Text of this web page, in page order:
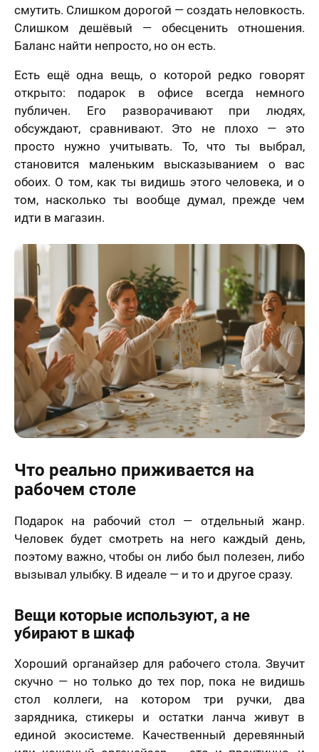
смутить. Слишком дорогой — создать неловкость.
Слишком дешёвый — обесценить отношения.
Баланс найти непросто, но он есть.
Есть ещё одна вещь, о которой редко говорят
открыто: подарок в офисе всегда немного
публичен. Его разворачивают при людях,
обсуждают, сравнивают. Это не плохо — это
просто нужно учитывать. То, что ты выбрал,
становится маленьким высказыванием о вас
обоих. О том, как ты видишь этого человека, и о
том, насколько ты вообще думал, прежде чем
идти в магазин.
Что реально приживается на
рабочем столе
Подарок на рабочий стол — отдельный жанр.
Человек будет смотреть на него каждый день,
поэтому важно, чтобы он либо был полезен, либо
вызывал улыбку. В идеале — и то и другое сразу.
Вещи которые используют, а не
убирают в шкаф
Хороший органайзер для рабочего стола. Звучит
скучно — но только до тех пор, пока не видишь
стол коллеги, на котором три ручки, два
зарядника, стикеры и остатки ланча живут в
единой экосистеме. Качественный деревянный